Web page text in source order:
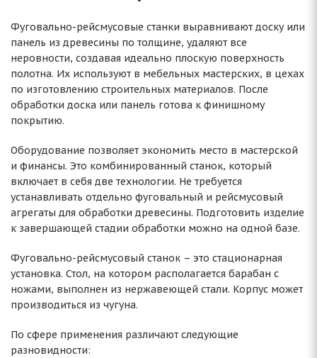
Фуговально-рейсмусовые станки выравнивают доску или
панель из древесины по толщине, удаляют все
неровности, создавая идеально плоскую поверхность
полотна. Их используют в мебельных мастерских, в цехах
по изготовлению строительных материалов. После
обработки доска или панель готова к финишному
покрытию.
Оборудование позволяет экономить место в мастерской
и финансы. Это комбинированный станок, который
включает в себя две технологии. Не требуется
устанавливать отдельно фуговальный и рейсмусовый
агрегаты для обработки древесины. Подготовить изделие
к завершающей стадии обработки можно на одной базе.
Фуговально-рейсмусовый станок – это стационарная
установка. Стол, на котором располагается барабан с
ножами, выполнен из нержавеющей стали. Корпус может
производиться из чугуна.
По сфере применения различают следующие
разновидности: